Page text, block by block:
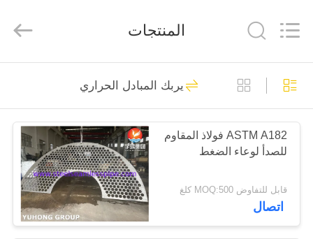
الصفحة
الرئيسية
منتجات
معلومات
Yuhong
Group
أنابيب الفولاذ المقاوم
للصدأ غير الملحومة
351
348
المنتجات
يربك المبادل الحراري
ASTM A182 فولاذ المقاوم
للصدأ لوعاء الضغط
قابل للتفاوض MOQ:500 كلغ
اتصال